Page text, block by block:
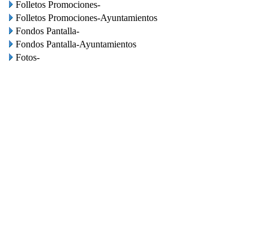
Folletos Promociones-
Folletos Promociones-Ayuntamientos
Fondos Pantalla-
Fondos Pantalla-Ayuntamientos
Fotos-